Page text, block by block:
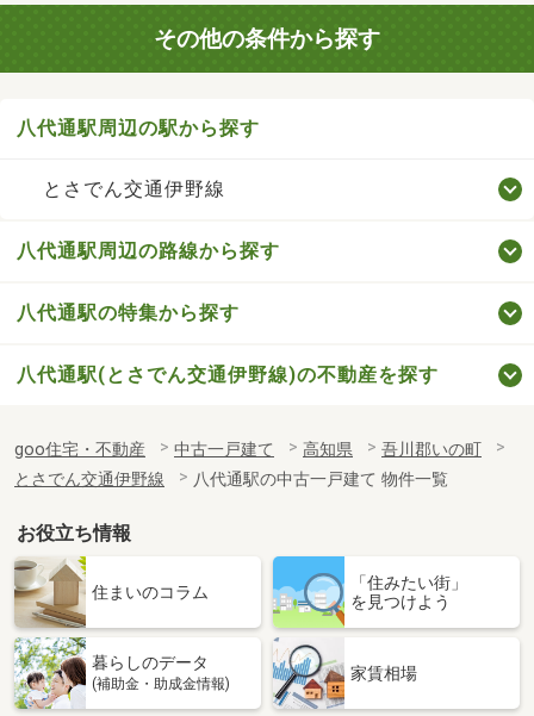
その他の条件から探す
八代通駅周辺の駅から探す
とさでん交通伊野線
八代通駅周辺の路線から探す
八代通駅の特集から探す
八代通駅(とさでん交通伊野線)の不動産を探す
goo住宅・不動産 中古一戸建て 高知県
吾川郡いの町
とさでん交通伊野線
八代通駅の中古一戸建て 物件一覧
お役立ち情報
住まいのコラム
「住みたい街」
を見つけよう
暮らしのデータ
(補助金・助成金情報)
家賃相場